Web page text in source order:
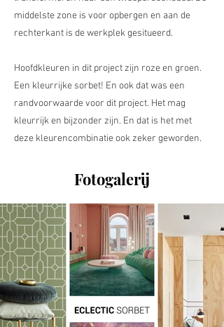
middelste zone is voor opbergen en aan de
rechterkant is de werkplek gesitueerd.
Hoofdkleuren in dit project zijn roze en groen.
Een kleurrijke sorbet! En ook dat was een
randvoorwaarde voor dit project. Het mag
kleurrijk en bijzonder zijn. En dat is het met
deze kleurencombinatie ook zeker geworden.
Fotogalerij